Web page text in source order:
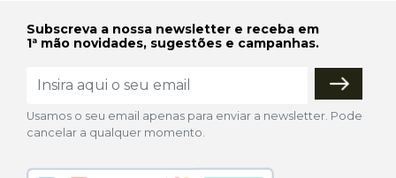
Subscreva a nossa newsletter e receba em
1ª mão novidades, sugestões e campanhas.
Usamos o seu email apenas para enviar a newsletter. Pode
cancelar a qualquer momento.